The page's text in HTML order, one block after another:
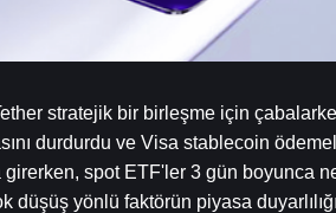
stratejik bir birleşme için
durdurdu ve Visa stablecoin
spot ETF'ler 3 gün boyunca
düşüş yönlü faktörün piyasa